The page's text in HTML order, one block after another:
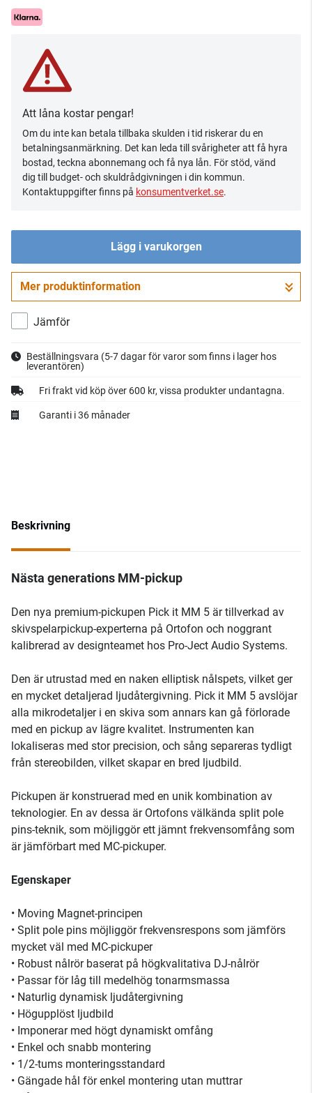
Att låna kostar pengar!
Om du inte kan betala tillbaka skulden i tid riskerar du en
betalningsanmärkning. Det kan leda till svårigheter att få hyra
bostad, teckna abonnemang och få nya lån. För stöd, vänd
dig till budget- och skuldrådgivningen i din kommun.
Kontaktuppgifter finns på konsumentverket.se.
Lägg i varukorgen
Gå till kassan
Mer produktinformation
Jämför
Beställningsvara (5-7 dagar för varor som finns i lager hos
leverantören)
Fri frakt vid köp över 600 kr, vissa produkter undantagna.
Garanti i 36 månader
Beskrivning
Nästa generations MM-pickup
Den nya premium-pickupen Pick it MM 5 är tillverkad av
skivspelarpickup-experterna på Ortofon och noggrant
kalibrerad av designteamet hos Pro-Ject Audio Systems.
Den är utrustad med en naken elliptisk nålspets, vilket ger
en mycket detaljerad ljudåtergivning. Pick it MM 5 avslöjar
alla mikrodetaljer i en skiva som annars kan gå förlorade
med en pickup av lägre kvalitet. Instrumenten kan
lokaliseras med stor precision, och sång separeras tydligt
från stereobilden, vilket skapar en bred ljudbild.
Pickupen är konstruerad med en unik kombination av
teknologier. En av dessa är Ortofons välkända split pole
pins-teknik, som möjliggör ett jämnt frekvensomfång som
är jämförbart med MC-pickuper.
Egenskaper
• Moving Magnet-principen
• Split pole pins möjliggör frekvensrespons som jämförs
mycket väl med MC-pickuper
• Robust nålrör baserat på högkvalitativa DJ-nålrör
• Passar för låg till medelhög tonarmsmassa
• Naturlig dynamisk ljudåtergivning
• Högupplöst ljudbild
• Imponerar med högt dynamiskt omfång
• Enkel och snabb montering
• 1/2-tums monteringsstandard
• Gängade hål för enkel montering utan muttrar